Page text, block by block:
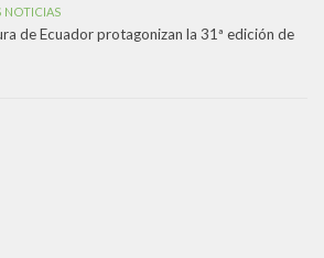
NOTICIAS
de Ecuador protagonizan la 31ª edición de